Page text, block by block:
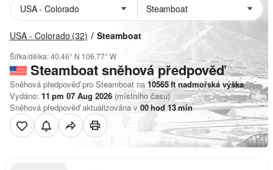
USA - Colorado (32) Steamboat
Šířka/délka:40.46° N 106.77° W
Steamboatsněhová předpověď
Sněhová předpověď pro Steamboat na 10565ft nadmořská výška
Vydáno: 11 pm 07 Aug 2026 (místního času)
Sněhová předpověď aktualizována v00hod13min